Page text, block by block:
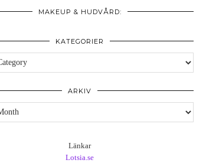
MAKEUP & HUDVÅRD:
KATEGORIER
ARKIV
Länkar
Lotsia.se